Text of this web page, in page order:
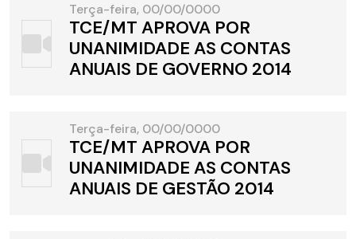
Terça-feira, 00/00/0000
TCE/MT APROVA POR
UNANIMIDADE AS CONTAS
ANUAIS DE GOVERNO 2014
Terça-feira, 00/00/0000
TCE/MT APROVA POR
UNANIMIDADE AS CONTAS
ANUAIS DE GESTÃO 2014